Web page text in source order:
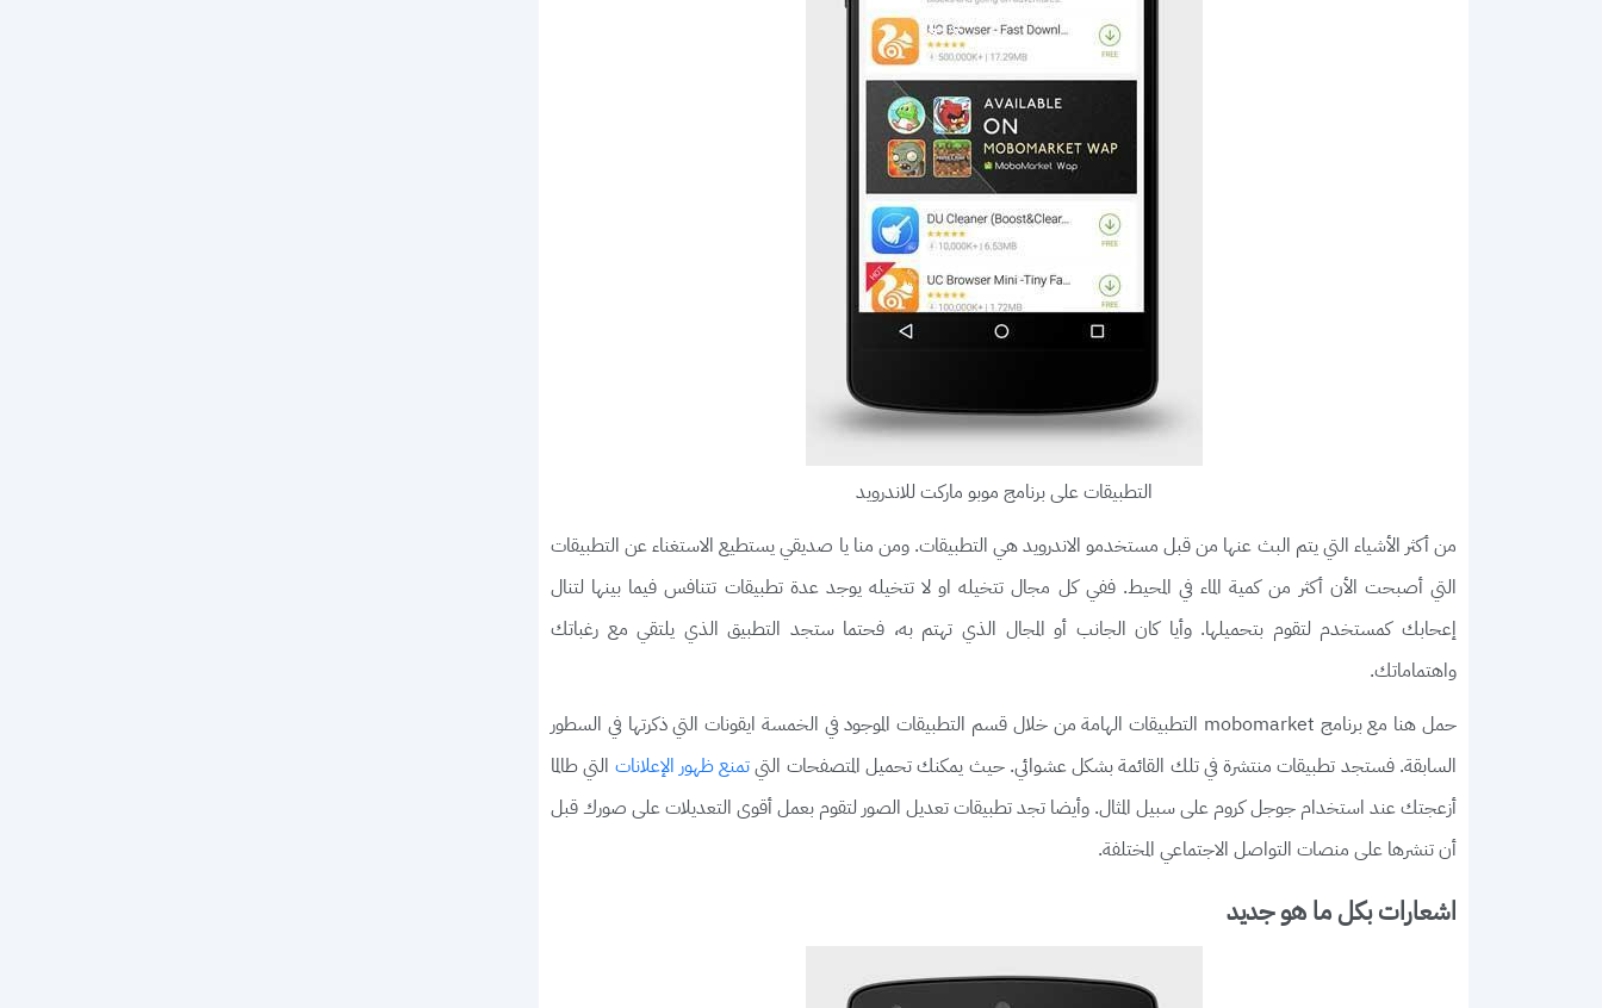
التطبيقات على برنامج موبو ماركت للاندرويد
من أكثر الأشياء التي يتم البث عنها من قبل مستخدمو الاندرويد هي التطبيقات. ومن منا يا صديقي يستطيع الاستغناء عن التطبيقات
التي أصبحت الأن أكثر من كمية الماء في المحيط. ففي كل مجال تتخيله او لا تتخيله يوجد عدة تطبيقات تتنافس فيما بينها لتنال
إعحابك كمستخدم لتقوم بتحميلها. وأيا كان الجانب أو المجال الذي تهتم به، فحتما ستجد التطبيق الذي يلتقي مع رغباتك
واهتماماتك.
حمل هنا مع برنامج mobomarket التطبيقات الهامة من خلال قسم التطبيقات الموجود في الخمسة ايقونات التي ذكرتها في السطور
السابقة. فستجد تطبيقات منتشرة في تلك القائمة بشكل عشوائي. حيث يمكنك تحميل المتصفحات التيتمنع ظهور الإعلانات التي طالما
أزعجتك عند استخدام جوجل كروم على سبيل المثال. وأيضا تجد تطبيقات تعديل الصور لتقوم بعمل أقوى التعديلات على صورك قبل
أن تنشرها على منصات التواصل الاجتماعي المختلفة.
اشعارات بكل ما هو جديد